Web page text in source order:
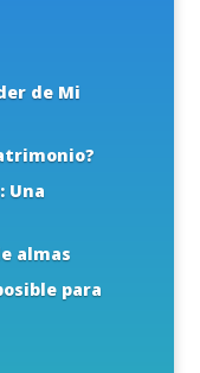
de Mi
Una
almas
para